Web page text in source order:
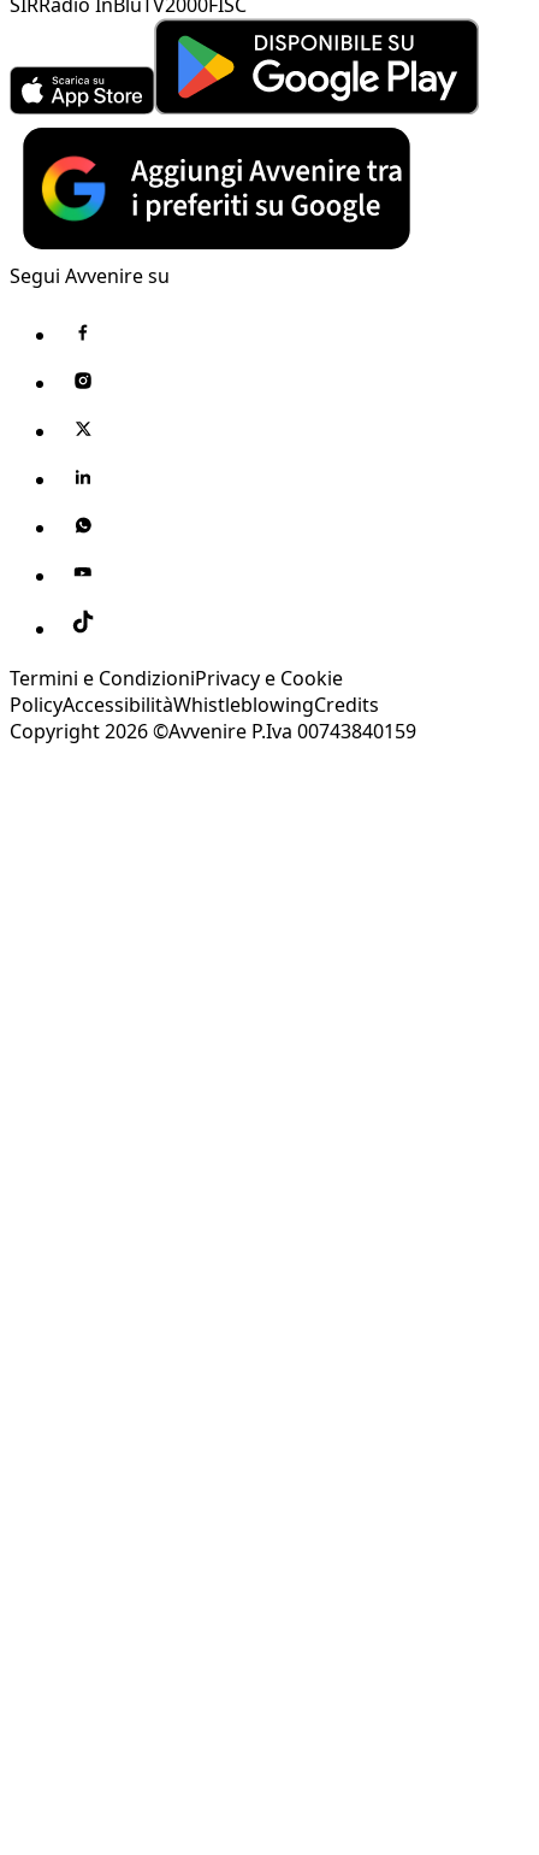
Segui Avvenire su
Termini e CondizioniPrivacy e Cookie
PolicyAccessibilitàWhistleblowingCredits
Copyright 2026 ©Avvenire P.Iva 00743840159